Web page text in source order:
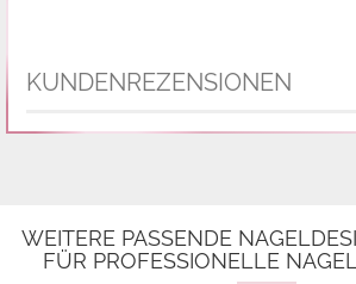
KUNDENREZENSIONEN
WEITERE PASSENDE
FÜR PROFESSIONELLE